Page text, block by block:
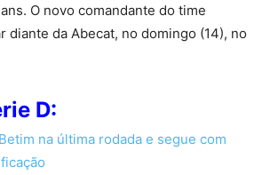
O novo comandante do time
diante da Abecat, no domingo (14), no
D:
na última rodada e segue com